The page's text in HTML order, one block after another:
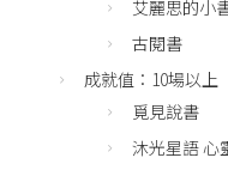
艾麗思的小
古閱書
成就值：10場以上
覓見說書
沐光星語 心